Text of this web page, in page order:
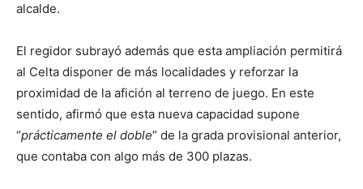
alcalde.
El regidor subrayó además que esta ampliación permitirá
al Celta disponer de más localidades y reforzar la
proximidad de la afición al terreno de juego. En este
sentido, afirmó que esta nueva capacidad supone
“prácticamente el doble” de la grada provisional anterior,
que contaba con algo más de 300 plazas.